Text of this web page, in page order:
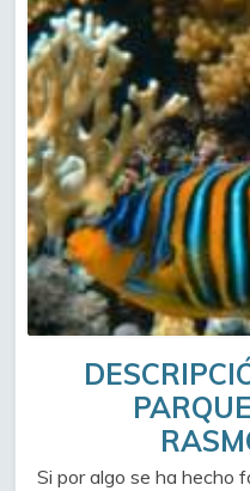
Si por algo se ha hecho